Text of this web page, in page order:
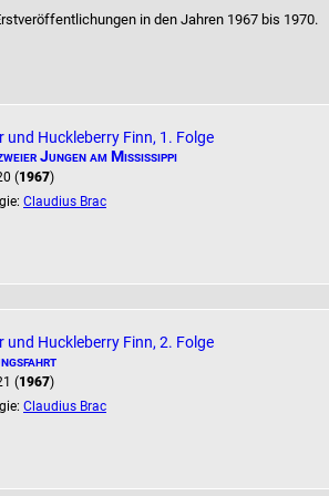
in den Jahren 1967 bis 1970.
und Huckleberry Finn, 1. Folge
Jungen am Mississippi
(1967)
Claudius Brac
und Huckleberry Finn, 2. Folge
(1967)
Claudius Brac